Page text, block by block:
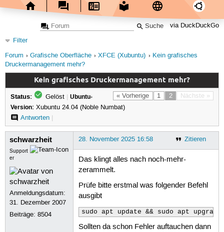
via DuckDuckGo
Filter
Forum
Grafische Oberfläche XFCE (Xubuntu)
Kein grafisches
Druckermanagement mehr?
Kein grafisches Druckermanagement mehr?
« Vorherige 1 2 Nächste »
Status: Gelöst | Ubuntu-
Version: Xubuntu 24.04 (Noble Numbat)
Antworten|
schwarzheit
Support
er
Anmeldungsdatum:
31. Dezember 2007
Beiträge:8504
Zitieren
28. November 2025 16:58
Das klingt alles nach noch-mehr-
zerammelt.
Prüfe bitte erstmal was folgender Befehl
ausgibt
sudo apt update && sudo apt upgrade
Sollten da schon Fehler auftauchen dann